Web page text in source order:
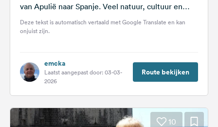
van Apulië naar Spanje. Veel natuur, cultuur en
regen. Ik wilde ook...
Deze tekst is automatisch vertaald met Google Translate en kan
onjuist zijn.
emcka
Laatst aangepast door: 03-03-
2026
Route bekijken
10